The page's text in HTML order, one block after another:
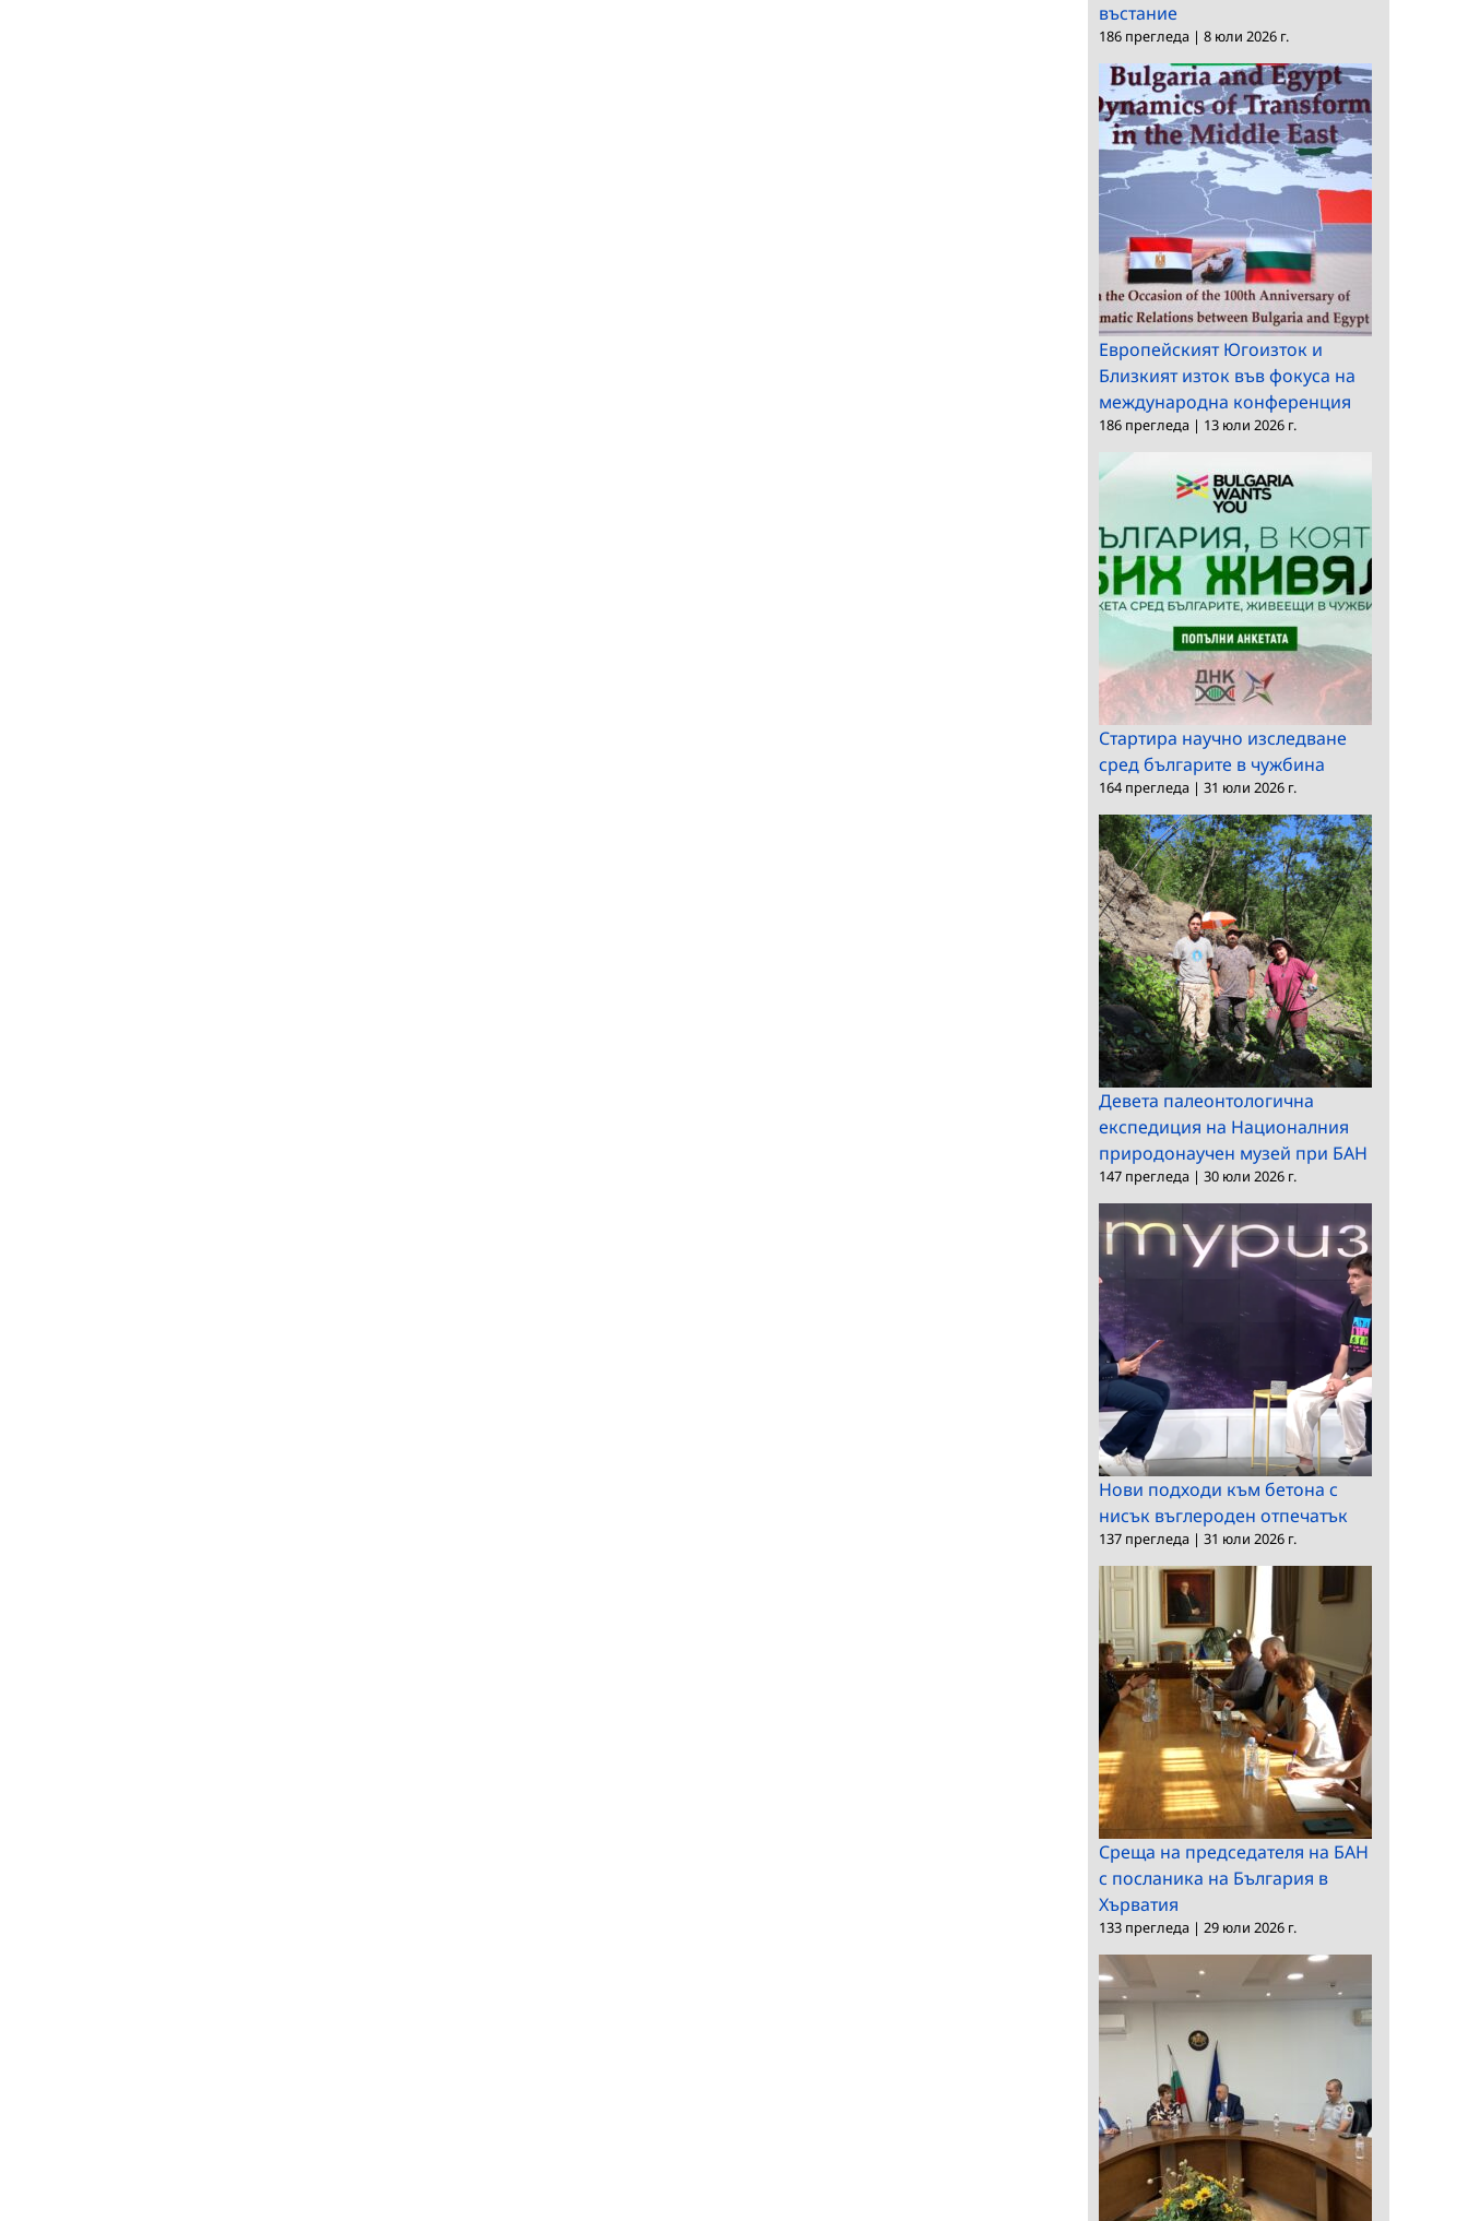
въстание
186 прегледа | 8 юли 2026 г.
Европейският Югоизток и
Близкият изток във фокуса на
международна конференция
186 прегледа | 13 юли 2026 г.
Стартира научно изследване
сред българите в чужбина
164 прегледа | 31 юли 2026 г.
Девета палеонтологична
експедиция на Националния
природонаучен музей при БАН
147 прегледа | 30 юли 2026 г.
Нови подходи към бетона с
нисък въглероден отпечатък
137 прегледа | 31 юли 2026 г.
Среща на председателя на БАН
с посланика на България в
Хърватия
133 прегледа | 29 юли 2026 г.